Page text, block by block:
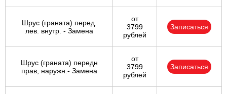
Шрус (граната) перед.
лев. внутр. - Замена
от
3799
рублей
Записаться
Шрус (граната) передн
прав, наружн.- Замена
от
3799
рублей
Записаться